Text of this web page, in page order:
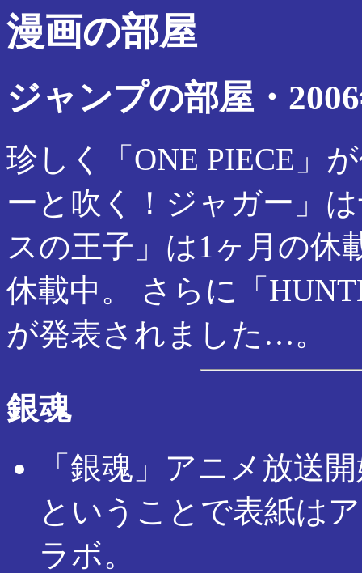
漫画の部屋
ジャンプの部屋・
珍しく「ONE PIECE」
ーと吹く！ジャガー」
スの王子」は1ヶ月の休
休載中。 さらに「
が発表されました…。
銀魂
「銀魂」アニメ放送
ということで表紙は
ラボ。